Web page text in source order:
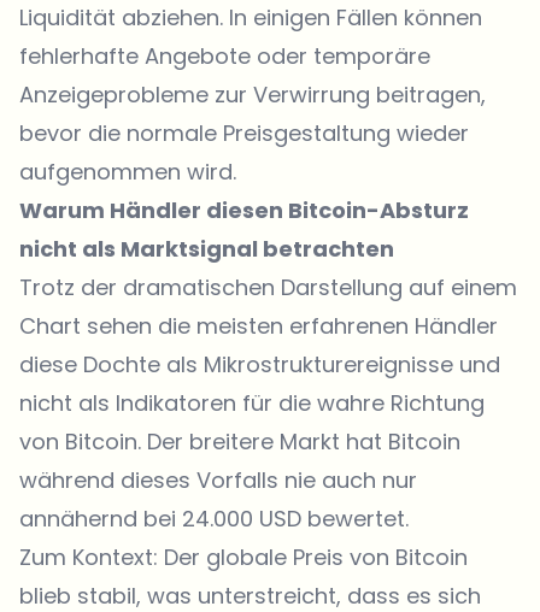
Liquidität abziehen. In einigen Fällen können
fehlerhafte Angebote oder temporäre
Anzeigeprobleme zur Verwirrung beitragen,
bevor die normale Preisgestaltung wieder
aufgenommen wird.
Warum Händler diesen Bitcoin-Absturz
nicht als Marktsignal betrachten
Trotz der dramatischen Darstellung auf einem
Chart sehen die meisten erfahrenen Händler
diese Dochte als Mikrostrukturereignisse und
nicht als Indikatoren für die wahre Richtung
von Bitcoin. Der breitere Markt hat Bitcoin
während dieses Vorfalls nie auch nur
annähernd bei 24.000 USD bewertet.
Zum Kontext: Der globale Preis von Bitcoin
blieb stabil, was unterstreicht, dass es sich